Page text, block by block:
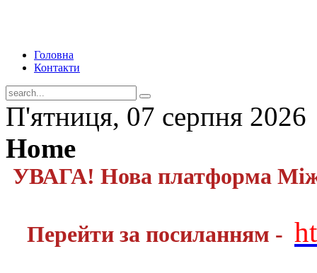
Головна
Контакти
П'ятниця, 07 серпня 2026
Home
УВАГА! Нова платформа
Перейти за посиланням -